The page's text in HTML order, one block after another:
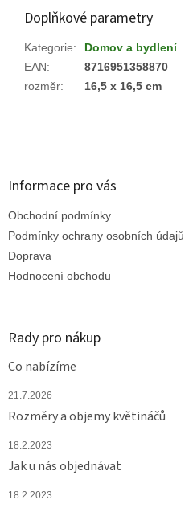
Doplňkové parametry
Kategorie:
Domov a bydlení
EAN:
8716951358870
rozměr: 16,5 x 16,5 cm
Z
Informace pro vás
Obchodní podmínky
Podmínky ochrany osobních údajů
Doprava
Hodnocení obchodu
Rady pro nákup
Co nabízíme
21.7.2026
Rozměry a objemy květináčů
18.2.2023
Jak u nás objednávat
18.2.2023